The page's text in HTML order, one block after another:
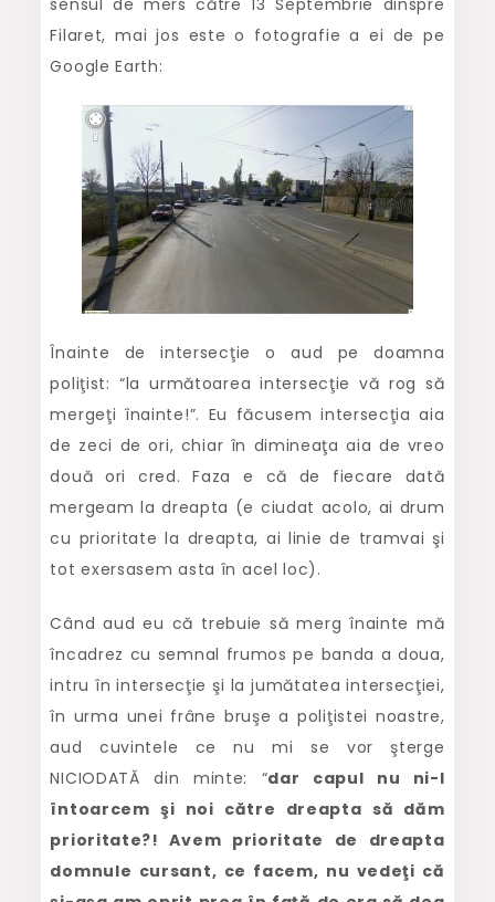
sensul de mers către 13 Septembrie dinspre
Filaret, mai jos este o fotografie a ei de pe
Google Earth:
Înainte de intersecţie o aud pe doamna
poliţist: “la următoarea intersecţie vă rog să
mergeţi înainte!”. Eu făcusem intersecţia aia
de zeci de ori, chiar în dimineaţa aia de vreo
două ori cred. Faza e că de fiecare dată
mergeam la dreapta (e ciudat acolo, ai drum
cu prioritate la dreapta, ai linie de tramvai şi
tot exersasem asta în acel loc).
Când aud eu că trebuie să merg înainte mă
încadrez cu semnal frumos pe banda a doua,
intru în intersecţie şi la jumătatea intersecţiei,
în urma unei frâne bruşe a poliţistei noastre,
aud cuvintele ce nu mi se vor şterge
NICIODATĂ din minte: “dar capul nu ni-l
întoarcem şi noi către dreapta să dăm
prioritate?! Avem prioritate de dreapta
domnule cursant, ce facem, nu vedeţi că